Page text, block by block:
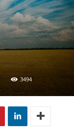
3494